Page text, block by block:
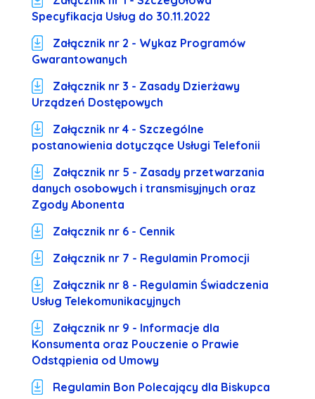
Specyfikacja Usług do 30.11.2022
Załącznik nr 2 - Wykaz Programów
Gwarantowanych
Załącznik nr 3 - Zasady Dzierżawy
Urządzeń Dostępowych
Załącznik nr 4 - Szczególne
postanowienia dotyczące Usługi Telefonii
Załącznik nr 5 - Zasady przetwarzania
danych osobowych i transmisyjnych oraz
Zgody Abonenta
Załącznik nr 6 - Cennik
Załącznik nr 7 - Regulamin Promocji
Załącznik nr 8 - Regulamin Świadczenia
Usług Telekomunikacyjnych
Załącznik nr 9 - Informacje dla
Konsumenta oraz Pouczenie o Prawie
Odstąpienia od Umowy
Regulamin Bon Polecający dla Biskupca